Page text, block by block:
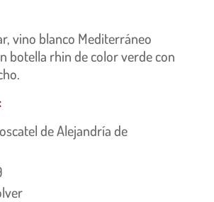
vino blanco Mediterráneo
botella rhin de color verde con
de Alejandría de